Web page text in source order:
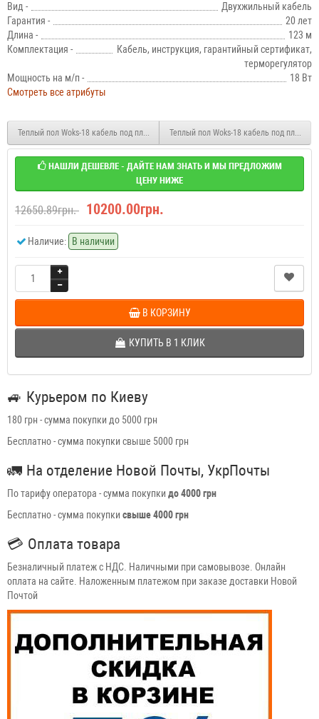
Вид -
Двухжильный кабель
Гарантия -
20 лет
Длина -
123 м
Комплектация -
Кабель, инструкция, гарантийный сертификат,
терморегулятор
Мощность на м/п -
18 Вт
Смотреть все атрибуты
Теплый пол Woks-18 кабель под плитку 1970W 110м (11.0-13.8 м2)
Теплый пол Woks-18 кабель под плитку
НАШЛИ ДЕШЕВЛЕ - ДАЙТЕ НАМ ЗНАТЬ И МЫ ПРЕДЛОЖИМ
ЦЕНУ НИЖЕ
12650.89грн. 10200.00грн.
Наличие: В наличии
В КОРЗИНУ
КУПИТЬ В 1 КЛИК
🚙 Курьером по Киеву
180 грн - сумма покупки до 5000 грн
Бесплатно - сумма покупки свыше 5000 грн
🚛 На отделение Новой Почты, УкрПочты
По тарифу оператора - сумма покупки до 4000 грн
Бесплатно - сумма покупки свыше 4000 грн
💳 Оплата товара
Безналичный платеж с НДС. Наличными при самовывозе. Онлайн
оплата на сайте. Наложенным платежом при заказе доставки Новой
Почтой